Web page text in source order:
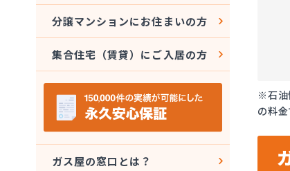
※石油
の料金
分譲マンションにお住まいの方
集合住宅（賃貸）にご入居の方
ガス屋の窓口とは？